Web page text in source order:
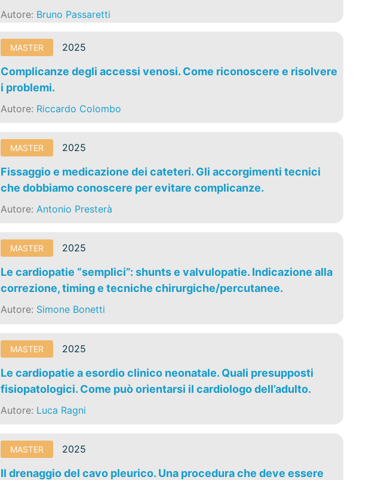
Autore: Bruno Passaretti
MASTER 2025
Complicanze degli accessi venosi. Come riconoscere e risolvere
i problemi.
Autore: Riccardo Colombo
MASTER 2025
Fissaggio e medicazione dei cateteri. Gli accorgimenti tecnici
che dobbiamo conoscere per evitare complicanze.
Autore: Antonio Presterà
MASTER 2025
Le cardiopatie “semplici”: shunts e valvulopatie. Indicazione alla
correzione, timing e tecniche chirurgiche/percutanee.
Autore: Simone Bonetti
MASTER 2025
Le cardiopatie a esordio clinico neonatale. Quali presupposti
fisiopatologici. Come può orientarsi il cardiologo dell’adulto.
Autore: Luca Ragni
MASTER 2025
Il drenaggio del cavo pleurico. Una procedura che deve essere